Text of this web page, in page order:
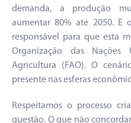
demanda, a produção
aumentar 80% até 2050. E
responsável para que esta
Organização das
Agricultura (FAO). O
presente nas esferas
Respeitamos o processo
questão. O que não